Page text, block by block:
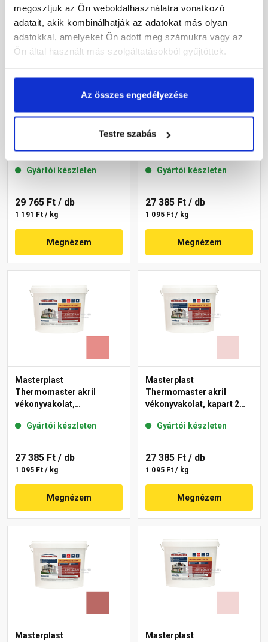
megosztjuk az Ön weboldalhasználatra vonatkozó
adatait, akik kombinálhatják az adatokat más olyan
adatokkal, amelyeket Ön adott meg számukra vagy az
Ön által használt más szolgáltatásokból gyűjtöttek.
Az összes engedélyezése
Testre szabás
vékonyvakolat, kapart 2
mm 22-C 25 kg
Gyártói készleten
29 765 Ft / db
1 191 Ft / kg
Megnézem
Thermomaster akril
vékonyvakolat, kapart 2
mm 22-D 25 kg
Gyártói készleten
27 385 Ft / db
1 095 Ft / kg
Megnézem
Masterplast
Thermomaster akril
vékonyvakolat,
22-D 25 kg
Gyártói készleten
27 385 Ft / db
1 095 Ft / kg
Megnézem
Masterplast
Thermomaster akril
vékonyvakolat, kapart 2
Gyártói készleten
27 385 Ft / db
1 095 Ft / kg
Megnézem
Masterplast
Masterplast